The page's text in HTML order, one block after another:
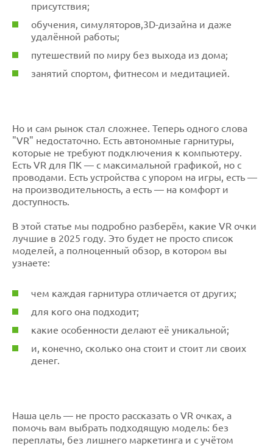
присутствия;
обучения, симуляторов,3D-дизайна и даже
удалённой работы;
путешествий по миру без выхода из дома;
занятий спортом, фитнесом и медитацией.
Но и сам рынок стал сложнее. Теперь одного слова
"VR" недостаточно. Есть автономные гарнитуры,
которые не требуют подключения к компьютеру.
Есть VR для ПК — с максимальной графикой, но с
проводами. Есть устройства с упором на игры, есть —
на производительность, а есть — на комфорт и
доступность.
В этой статье мы подробно разберём, какие VR очки
лучшие в 2025 году. Это будет не просто список
моделей, а полноценный обзор, в котором вы
узнаете:
чем каждая гарнитура отличается от других;
для кого она подходит;
какие особенности делают её уникальной;
и, конечно, сколько она стоит и стоит ли своих
денег.
Наша цель — не просто рассказать о VR очках, а
помочь вам выбрать подходящую модель: без
переплаты, без лишнего маркетинга и с учётом